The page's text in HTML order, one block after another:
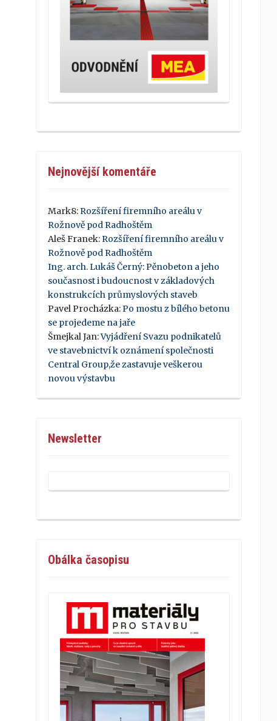
Nejnovější komentáře
Mark8:Rozšíření firemního areálu v
Rožnově pod Radhoštěm
Aleš Franek:Rozšíření firemního areálu v
Rožnově pod Radhoštěm
Ing. arch. Lukáš Černý:Pěnobeton a jeho
současnost i budoucnost v základových
konstrukcích průmyslových staveb
Pavel Procházka:Po mostu z bílého betonu
se projedeme na jaře
Šmejkal Jan:Vyjádření Svazu podnikatelů
ve stavebnictví k oznámení společnosti
Central Group,že zastavuje veškerou
novou výstavbu
Newsletter
Obálka časopisu